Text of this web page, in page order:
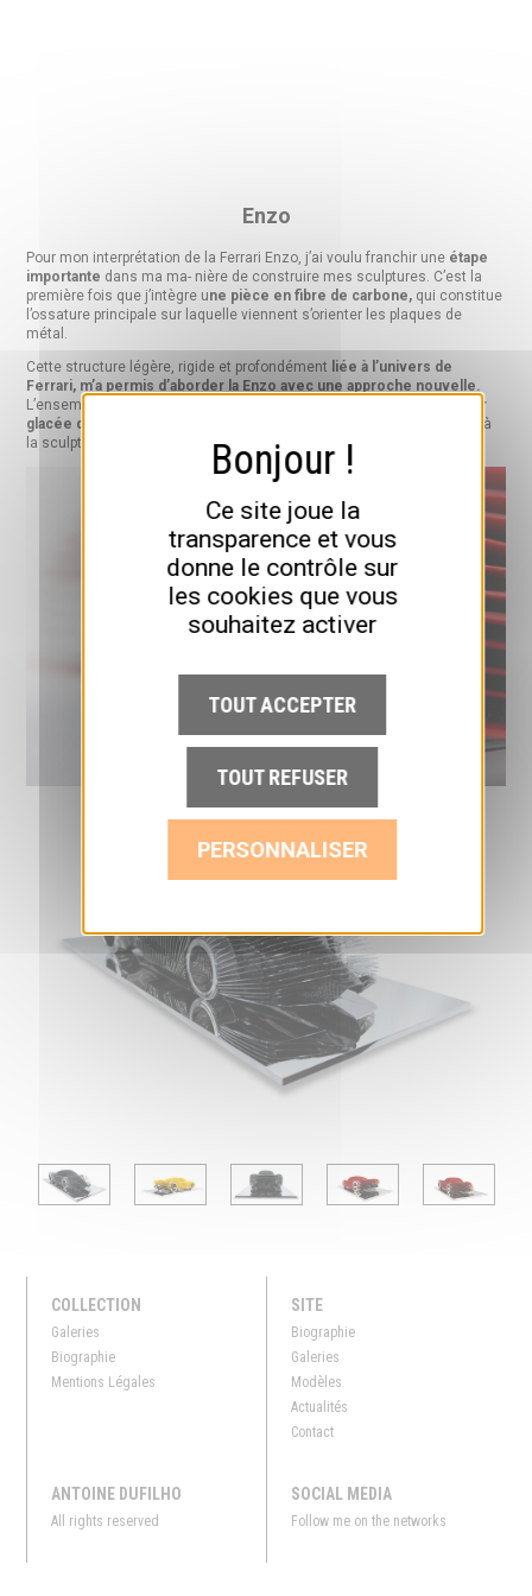
Enzo
Pour mon interprétation de la Ferrari Enzo, j’ai voulu franchir une étape
importante dans ma ma- nière de construire mes sculptures. C’est la
première fois que j’intègre une pièce en fibre de carbone, qui constitue
l’ossature principale sur laquelle viennent s’orienter les plaques de
métal.
Cette structure légère, rigide et profondément liée à l’univers de
Ferrari, m’a permis d’aborder la Enzo avec une approche nouvelle.
L’ensemble
crée un dialogue matière contre matière : la profondeur
glacée du carbone contraste avec les reflets métalliques
, donnant à
la sculpture un
COLLECTION
Galeries
Biographie
Mentions Légales
SITE
Biographie
Galeries
Modèles
Actualités
Contact
ANTOINE DUFILHO
All rights reserved
SOCIAL MEDIA
Follow me on the networks
Ce site joue la
transparence et vous
donne le contrôle sur
les cookies que vous
souhaitez activer
TOUT ACCEPTER
TOUT REFUSER
PERSONNALISER